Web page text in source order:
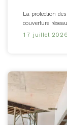
La protection
couverture
17 juillet 2026